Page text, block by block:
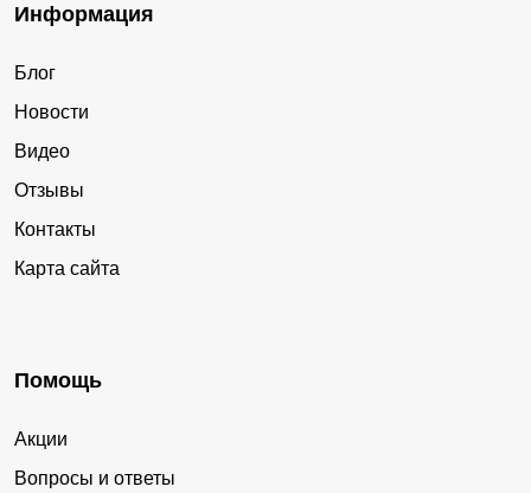
Информация
Блог
Новости
Видео
Отзывы
Контакты
Карта сайта
Помощь
Акции
Вопросы и ответы